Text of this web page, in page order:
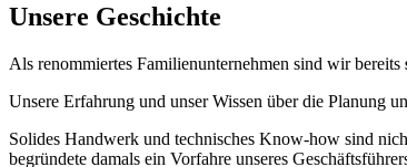
Unsere Geschichte
Als renommiertes Familienunternehmen sind wir bereits
Unsere Erfahrung und unser Wissen über die Planung
Solides Handwerk und technisches Know-how sind
begründete damals ein Vorfahre unseres